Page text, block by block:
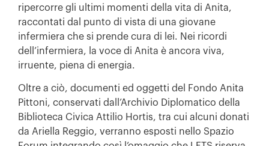
ripercorre gli ultimi momenti della vita di Anita,
raccontati dal punto di vista di una giovane
infermiera che si prende cura di lei. Nei ricordi
dell’infermiera, la voce di Anita è ancora viva,
irruente, piena di energia.
Oltre a ciò, documenti ed oggetti del Fondo Anita
Pittoni, conservati dall’Archivio Diplomatico della
Biblioteca Civica Attilio Hortis, tra cui alcuni donati
da Ariella Reggio, verranno esposti nello Spazio